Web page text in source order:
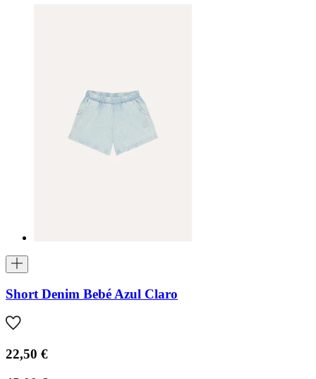
Short Denim Bebé Azul Claro
22,50 €